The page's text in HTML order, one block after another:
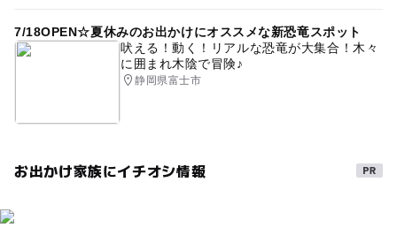
7/18OPEN☆夏休みのお出かけにオススメな新恐竜スポット
吠える！動く！リアルな恐竜が大集合！木々
に囲まれ木陰で冒険♪
静岡県富士市
お出かけ家族にイチオシ情報